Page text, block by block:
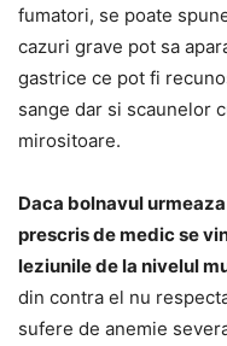
fumatori, se poate
cazuri grave pot sa
gastrice ce pot fi
sange dar si scaunelor
mirositoare.
Daca bolnavul
prescris de medic se
leziunile de la nivelul
din contra el nu
sufere de anemie